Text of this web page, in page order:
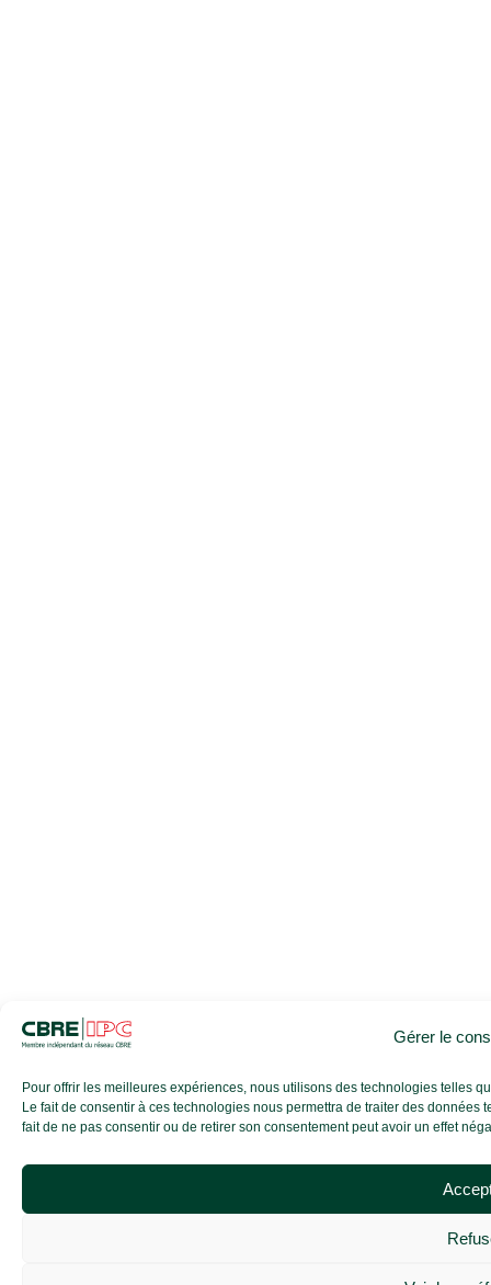
Gérer le
Pour offrir les meilleures expériences, nous utilisons des technologies telles
Le fait de consentir à ces technologies nous permettra de traiter des
fait de ne pas consentir ou de retirer son consentement peut avoir un effet